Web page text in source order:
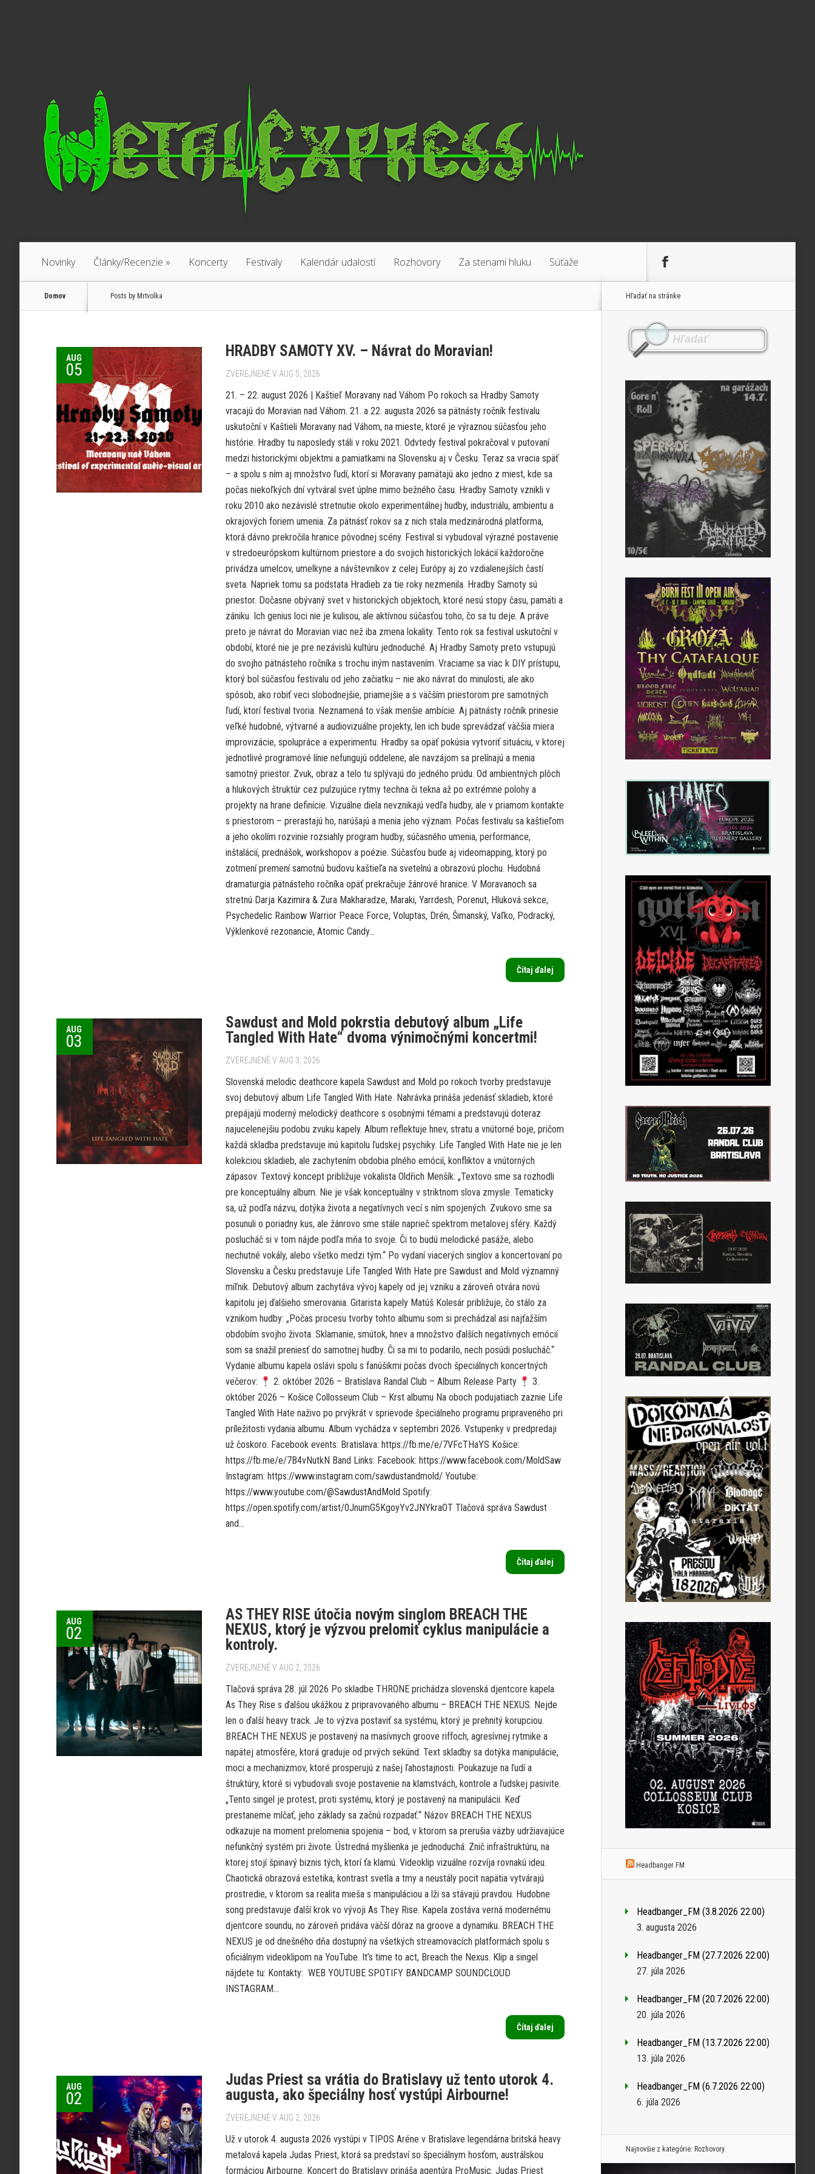
Novinky Články/Recenzie » Koncerty Festivaly Kalendár udalostí Rozhovory Za stenami hluku Súťaže
Domov Posts by Mrtvolka
AUG
05
HRADBY SAMOTY XV. – Návrat do Moravian!
ZVEREJNENÉ V AUG 5, 2026
21. – 22. august 2026 | Kaštieľ Moravany nad Váhom Po rokoch sa Hradby Samoty
vracajú do Moravian nad Váhom. 21. a 22. augusta 2026 sa pätnásty ročník festivalu
uskutoční v Kaštieli Moravany nad Váhom, na mieste, ktoré je výraznou súčasťou jeho
histórie. Hradby tu naposledy stáli v roku 2021. Odvtedy festival pokračoval v putovaní
medzi historickými objektmi a pamiatkami na Slovensku aj v Česku. Teraz sa vracia späť
– a spolu s ním aj množstvo ľudí, ktorí si Moravany pamätajú ako jedno z miest, kde sa
počas niekoľkých dní vytváral svet úplne mimo bežného času. Hradby Samoty vznikli v
roku 2010 ako nezávislé stretnutie okolo experimentálnej hudby, industriálu, ambientu a
okrajových foriem umenia. Za pätnásť rokov sa z nich stala medzinárodná platforma,
ktorá dávno prekročila hranice pôvodnej scény. Festival si vybudoval výrazné postavenie
v stredoeurópskom kultúrnom priestore a do svojich historických lokácií každoročne
privádza umelcov, umelkyne a návštevníkov z celej Európy aj zo vzdialenejších častí
sveta. Napriek tomu sa podstata Hradieb za tie roky nezmenila. Hradby Samoty sú
priestor. Dočasne obývaný svet v historických objektoch, ktoré nesú stopy času, pamäti a
zániku. Ich genius loci nie je kulisou, ale aktívnou súčasťou toho, čo sa tu deje. A práve
preto je návrat do Moravian viac než iba zmena lokality. Tento rok sa festival uskutoční v
období, ktoré nie je pre nezávislú kultúru jednoduché. Aj Hradby Samoty preto vstupujú
do svojho pätnásteho ročníka s trochu iným nastavením. Vraciame sa viac k DIY prístupu,
ktorý bol súčasťou festivalu od jeho začiatku – nie ako návrat do minulosti, ale ako
spôsob, ako robiť veci slobodnejšie, priamejšie a s väčším priestorom pre samotných
ľudí, ktorí festival tvoria. Neznamená to však menšie ambície. Aj pätnásty ročník prinesie
veľké hudobné, výtvarné a audiovizuálne projekty, len ich bude sprevádzať väčšia miera
improvizácie, spolupráce a experimentu. Hradby sa opäť pokúsia vytvoriť situáciu, v ktorej
jednotlivé programové línie nefungujú oddelene, ale navzájom sa prelínajú a menia
samotný priestor. Zvuk, obraz a telo tu splývajú do jedného prúdu. Od ambientných plôch
a hlukových štruktúr cez pulzujúce rytmy techna či tekna až po extrémne polohy a
projekty na hrane definície. Vizuálne diela nevznikajú vedľa hudby, ale v priamom kontakte
s priestorom – prerastajú ho, narúšajú a menia jeho význam. Počas festivalu sa kaštieľom
a jeho okolím rozvinie rozsiahly program hudby, súčasného umenia, performance,
inštalácií, prednášok, workshopov a poézie. Súčasťou bude aj videomapping, ktorý po
zotmení premení samotnú budovu kaštieľa na svetelnú a obrazovú plochu. Hudobná
dramaturgia pätnásteho ročníka opäť prekračuje žánrové hranice. V Moravanoch sa
stretnú Darja Kazimira & Zura Makharadze, Maraki, Yarrdesh, Porenut, Hluková sekce,
Psychedelic Rainbow Warrior Peace Force, Voluptas, Drén, Šimanský, Vaľko, Podracký,
Výklenkové rezonancie, Atomic Candy...
Čítaj ďalej
AUG
03
Sawdust and Mold pokrstia debutový album „Life
Tangled With Hate“ dvoma výnimočnými koncertmi!
ZVEREJNENÉ V AUG 3, 2026
Slovenská melodic deathcore kapela Sawdust and Mold po rokoch tvorby predstavuje
svoj debutový album Life Tangled With Hate. Nahrávka prináša jedenásť skladieb, ktoré
prepájajú moderný melodický deathcore s osobnými témami a predstavujú doteraz
najucelenejšiu podobu zvuku kapely. Album reflektuje hnev, stratu a vnútorné boje, pričom
každá skladba predstavuje inú kapitolu ľudskej psychiky. Life Tangled With Hate nie je len
kolekciou skladieb, ale zachytením obdobia plného emócií, konfliktov a vnútorných
zápasov. Textový koncept približuje vokalista Oldřich Menšík: „Textovo sme sa rozhodli
pre konceptuálny album. Nie je však konceptuálny v striktnom slova zmysle. Tematicky
sa, už podľa názvu, dotýka života a negatívnych vecí s ním spojených. Zvukovo sme sa
posunuli o poriadny kus, ale žánrovo sme stále naprieč spektrom metalovej sféry. Každý
poslucháč si v tom nájde podľa mňa to svoje. Či to budú melodické pasáže, alebo
nechutné vokály, alebo všetko medzi tým.“ Po vydaní viacerých singlov a koncertovaní po
Slovensku a Česku predstavuje Life Tangled With Hate pre Sawdust and Mold významný
míľnik. Debutový album zachytáva vývoj kapely od jej vzniku a zároveň otvára novú
kapitolu jej ďalšieho smerovania. Gitarista kapely Matúš Kolesár približuje, čo stálo za
vznikom hudby: „Počas procesu tvorby tohto albumu som si prechádzal asi najťažším
obdobím svojho života. Sklamanie, smútok, hnev a množstvo ďalších negatívnych emócií
som sa snažil preniesť do samotnej hudby. Či sa mi to podarilo, nech posúdi poslucháč.“
Vydanie albumu kapela oslávi spolu s fanúšikmi počas dvoch špeciálnych koncertných
večerov:
2. október 2026 – Bratislava Randal Club – Album Release Party
3.
október 2026 – Košice Collosseum Club – Krst albumu Na oboch podujatiach zaznie Life
Tangled With Hate naživo po prvýkrát v sprievode špeciálneho programu pripraveného pri
príležitosti vydania albumu. Album vychádza v septembri 2026. Vstupenky v predpredaji
už čoskoro. Facebook events: Bratislava: https://fb.me/e/7VFcTHaYS Košice:
https://fb.me/e/7B4vNutkN Band Links: Facebook: https://www.facebook.com/MoldSaw
Instagram: https://www.instagram.com/sawdustandmold/ Youtube:
https://www.youtube.com/@SawdustAndMold Spotify:
https://open.spotify.com/artist/0JnumG5KgoyYv2JNYkraOT Tlačová správa Sawdust
and...
Čítaj ďalej
AUG
02
AS THEY RISE útočia novým singlom BREACH THE
NEXUS, ktorý je výzvou prelomiť cyklus manipulácie a
kontroly.
ZVEREJNENÉ V AUG 2, 2026
Tlačová správa 28. júl 2026 Po skladbe THRONE prichádza slovenská djentcore kapela
As They Rise s ďalšou ukážkou z pripravovaného albumu – BREACH THE NEXUS. Nejde
len o ďalší heavy track. Je to výzva postaviť sa systému, ktorý je prehnitý korupciou.
BREACH THE NEXUS je postavený na masívnych groove riffoch, agresívnej rytmike a
napätej atmosfére, ktorá graduje od prvých sekúnd. Text skladby sa dotýka manipulácie,
moci a mechanizmov, ktoré prosperujú z našej ľahostajnosti. Poukazuje na ľudí a
štruktúry, ktoré si vybudovali svoje postavenie na klamstvách, kontrole a ľudskej pasivite.
„Tento singel je protest, proti systému, ktorý je postavený na manipulácii. Keď
prestaneme mlčať, jeho základy sa začnú rozpadať.“ Názov BREACH THE NEXUS
odkazuje na moment prelomenia spojenia – bod, v ktorom sa prerušia väzby udržiavajúce
nefunkčný systém pri živote. Ústredná myšlienka je jednoduchá: Znič infraštruktúru, na
ktorej stojí špinavý biznis tých, ktorí ťa klamú. Videoklip vizuálne rozvíja rovnakú ideu.
Chaotická obrazová estetika, kontrast svetla a tmy a neustály pocit napätia vytvárajú
prostredie, v ktorom sa realita mieša s manipuláciou a lži sa stávajú pravdou. Hudobne
song predstavuje ďalší krok vo vývoji As They Rise. Kapela zostáva verná modernému
djentcore soundu, no zároveň pridáva väčší dôraz na groove a dynamiku. BREACH THE
NEXUS je od dnešného dňa dostupný na všetkých streamovacích platformách spolu s
oficiálnym videoklipom na YouTube. It’s time to act, Breach the Nexus. Klip a singel
nájdete tu: Kontakty: WEB YOUTUBE SPOTIFY BANDCAMP SOUNDCLOUD
INSTAGRAM...
Čítaj ďalej
AUG
02
Judas Priest sa vrátia do Bratislavy už tento utorok 4.
augusta, ako špeciálny hosť vystúpi Airbourne!
ZVEREJNENÉ V AUG 2, 2026
Už v utorok 4. augusta 2026 vystúpi v TIPOS Aréne v Bratislave legendárna britská heavy
metalová kapela Judas Priest, ktorá sa predstaví so špeciálnym hosťom, austrálskou
formáciou Airbourne. Koncert do Bratislavy prináša agentúra ProMusic. Judas Priest
Hľadať na stránke
Headbanger FM
Headbanger_FM (3.8.2026 22:00)
3. augusta 2026
Headbanger_FM (27.7.2026 22:00)
27. júla 2026
Headbanger_FM (20.7.2026 22:00)
20. júla 2026
Headbanger_FM (13.7.2026 22:00)
13. júla 2026
Headbanger_FM (6.7.2026 22:00)
6. júla 2026
Najnovšie z kategórie: Rozhovory